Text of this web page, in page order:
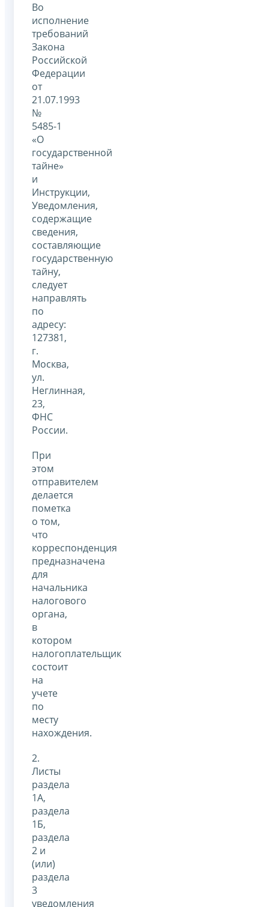
Во
исполнение
требований
Закона
Российской
Федерации
от
21.07.1993
№
5485-1
«О
государственной
тайне»
и
Инструкции,
Уведомления,
содержащие
сведения,
составляющие
государственную
тайну,
следует
направлять
по
адресу:
127381,
г.
Москва,
ул.
Неглинная,
23,
ФНС
России.
При
этом
отправителем
делается
пометка
о том,
что
корреспонденция
предназначена
для
начальника
налогового
органа,
в
котором
налогоплательщик
состоит
на
учете
по
месту
нахождения.
2.
Листы
раздела
1А,
раздела
1Б,
раздела
2 и
(или)
раздела
3
уведомления